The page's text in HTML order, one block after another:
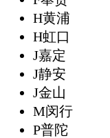
H黄浦
H虹口
J嘉定
J静安
J金山
M闵行
P普陀